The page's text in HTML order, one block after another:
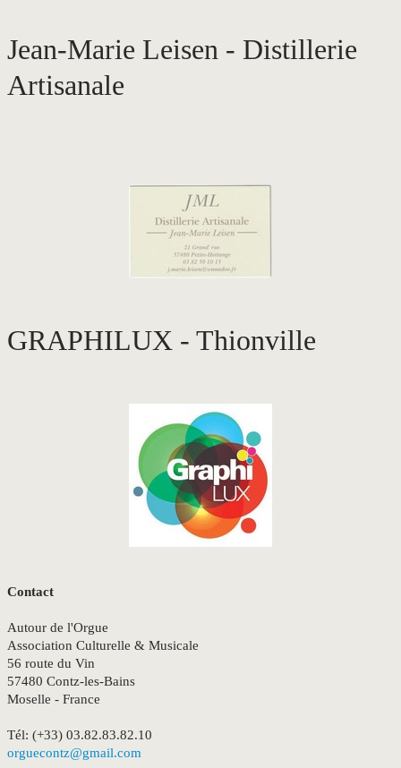
Jean-Marie Leisen - Distillerie
Artisanale
GRAPHILUX - Thionville
Contact
Autour de l'Orgue
Association Culturelle & Musicale
56 route du Vin
57480 Contz-les-Bains
Moselle - France
Tél: (+33) 03.82.83.82.10
orguecontz@gmail.com